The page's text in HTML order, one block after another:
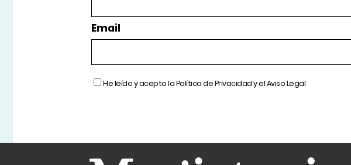
Email
He leído y acepto laPolítica de Privacidady elAviso Legal